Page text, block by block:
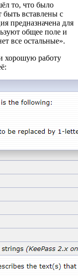
то, что было
быть вставлены с
предназначена для
общее поле и
все остальные».
хорошую работу